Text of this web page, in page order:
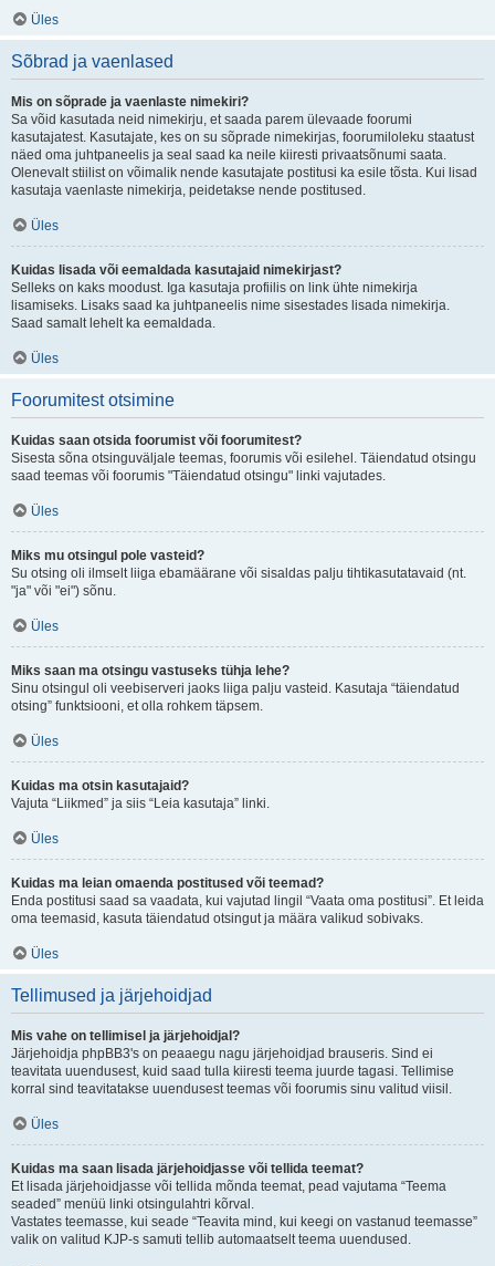
Üles
Sõbrad ja vaenlased
Mis on sõprade ja vaenlaste nimekiri?
Sa võid kasutada neid nimekirju, et saada parem ülevaade foorumi
kasutajatest. Kasutajate, kes on su sõprade nimekirjas, foorumiloleku staatust
näed oma juhtpaneelis ja seal saad ka neile kiiresti privaatsõnumi saata.
Olenevalt stiilist on võimalik nende kasutajate postitusi ka esile tõsta. Kui lisad
kasutaja vaenlaste nimekirja, peidetakse nende postitused.
Üles
Kuidas lisada või eemaldada kasutajaid nimekirjast?
Selleks on kaks moodust. Iga kasutaja profiilis on link ühte nimekirja
lisamiseks. Lisaks saad ka juhtpaneelis nime sisestades lisada nimekirja.
Saad samalt lehelt ka eemaldada.
Üles
Foorumitest otsimine
Kuidas saan otsida foorumist või foorumitest?
Sisesta sõna otsinguväljale teemas, foorumis või esilehel. Täiendatud otsingu
saad teemas või foorumis "Täiendatud otsingu" linki vajutades.
Üles
Miks mu otsingul pole vasteid?
Su otsing oli ilmselt liiga ebamäärane või sisaldas palju tihtikasutatavaid (nt.
"ja" või "ei") sõnu.
Üles
Miks saan ma otsingu vastuseks tühja lehe?
Sinu otsingul oli veebiserveri jaoks liiga palju vasteid. Kasutaja “täiendatud
otsing” funktsiooni, et olla rohkem täpsem.
Üles
Kuidas ma otsin kasutajaid?
Vajuta “Liikmed” ja siis “Leia kasutaja” linki.
Üles
Kuidas ma leian omaenda postitused või teemad?
Enda postitusi saad sa vaadata, kui vajutad lingil “Vaata oma postitusi”. Et leida
oma teemasid, kasuta täiendatud otsingut ja määra valikud sobivaks.
Üles
Tellimused ja järjehoidjad
Mis vahe on tellimisel ja järjehoidjal?
Järjehoidja phpBB3's on peaaegu nagu järjehoidjad brauseris. Sind ei
teavitata uuendusest, kuid saad tulla kiiresti teema juurde tagasi. Tellimise
korral sind teavitatakse uuendusest teemas või foorumis sinu valitud viisil.
Üles
Kuidas ma saan lisada järjehoidjasse või tellida teemat?
Et lisada järjehoidjasse või tellida mõnda teemat, pead vajutama “Teema
seaded” menüü linki otsingulahtri kõrval.
Vastates teemasse, kui seade “Teavita mind, kui keegi on vastanud teemasse”
valik on valitud KJP-s samuti tellib automaatselt teema uuendused.